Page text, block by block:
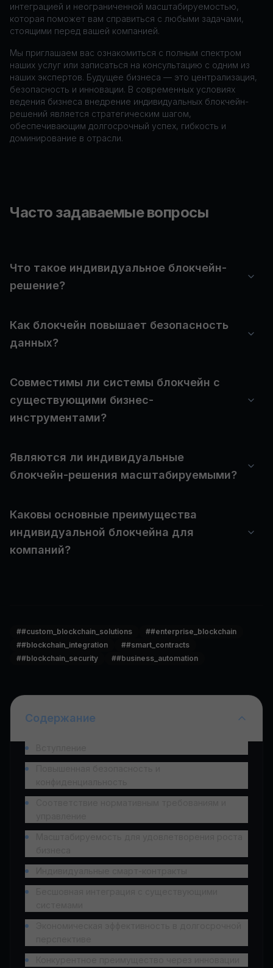
интеграцией и неограниченной масштабируемостью,
которая поможет вам справиться с любыми задачами,
стоящими перед вашей компанией.
Мы приглашаем вас ознакомиться с полным спектром
наших услуг или записаться на консультацию с одним из
наших экспертов. Будущее бизнеса — это централизация,
безопасность и инновации. В современных условиях
ведения бизнеса внедрение индивидуальных блокчейн-
решений является стратегическим шагом,
обеспечивающим долгосрочный успех, гибкость и
доминирование в отрасли.
Часто задаваемые вопросы
Что такое индивидуальное блокчейн-
решение?
Как блокчейн повышает безопасность
данных?
Совместимы ли системы блокчейн с
существующими бизнес-
инструментами?
Являются ли индивидуальные
блокчейн-решения масштабируемыми?
Каковы основные преимущества
индивидуальной блокчейна для
компаний?
##custom_blockchain_solutions ##enterprise_blockchain
##blockchain_integration ##smart_contracts
##blockchain_security ##business_automation
Содержание